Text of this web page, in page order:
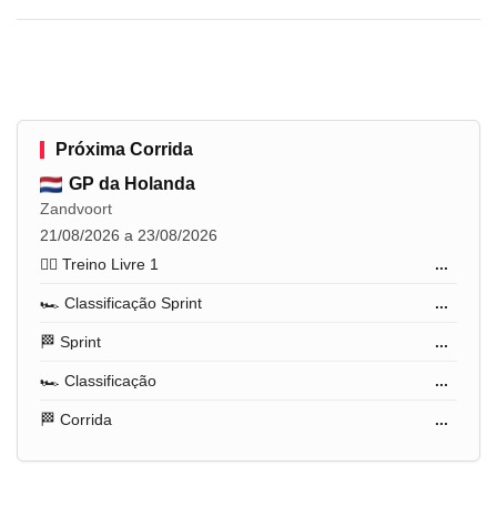
Próxima Corrida
GP da Holanda
Zandvoort
21/08/2026 a 23/08/2026
🏋️‍♂️ Treino Livre 1
...
🏎️ Classificação Sprint ...
🏁 Sprint ...
🏎️ Classificação ...
🏁 Corrida ...